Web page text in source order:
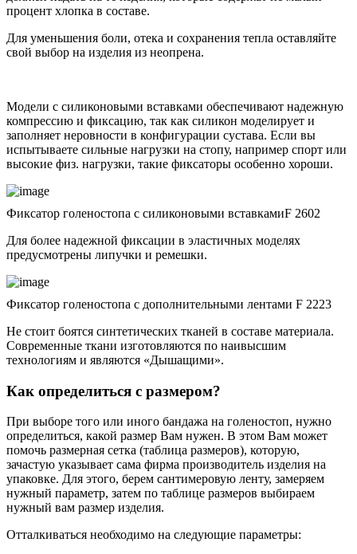
процент хлопка в составе.
Для уменьшения боли, отека и сохранения тепла оставляйте
свой выбор на изделия из неопрена.
Модели с силиконовыми вставками обеспечивают надежную
компрессию и фиксацию, так как силикон моделирует и
заполняет неровности в конфигурации сустава. Если вы
испытываете сильные нагрузки на стопу, например спорт или
высокие физ. нагрузки, такие фиксаторы особенно хороши.
Фиксатор голеностопа с силиконовыми вставкамиF 2602
Для более надежной фиксации в эластичных моделях
предусмотрены липучки и ремешки.
Фиксатор голеностопа с дополнительными лентами F 2223
Не стоит боятся синтетических тканей в составе материала.
Современные ткани изготовляются по наивысшим
технологиям и являются «Дышащими».
Как определиться с размером?
При выборе того или иного бандажа на голеностоп, нужно
определиться, какой размер Вам нужен. В этом Вам может
помочь размерная сетка (таблица размеров), которую,
зачастую указывает сама фирма производитель изделия на
упаковке. Для этого, берем сантимеровую ленту, замеряем
нужный параметр, затем по таблице размеров выбираем
нужный вам размер изделия.
Отталкиваться необходимо на следующие параметры: